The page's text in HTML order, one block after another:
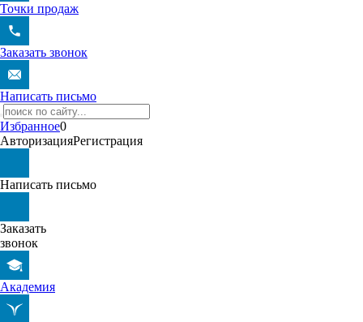
Точки продаж
Заказать звонок
Написать письмо
Избранное0
АвторизацияРегистрация
Написать письмо
Заказать
звонок
Академия